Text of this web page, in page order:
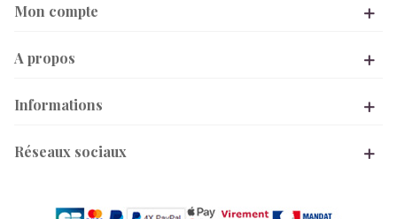
Mon compte
A propos
Informations
Réseaux sociaux